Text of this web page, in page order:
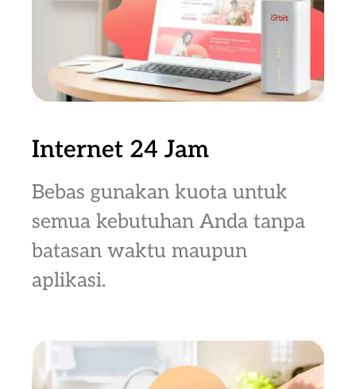
Internet 24 Jam
Bebas gunakan kuota untuk
semua kebutuhan Anda tanpa
batasan waktu maupun
aplikasi.